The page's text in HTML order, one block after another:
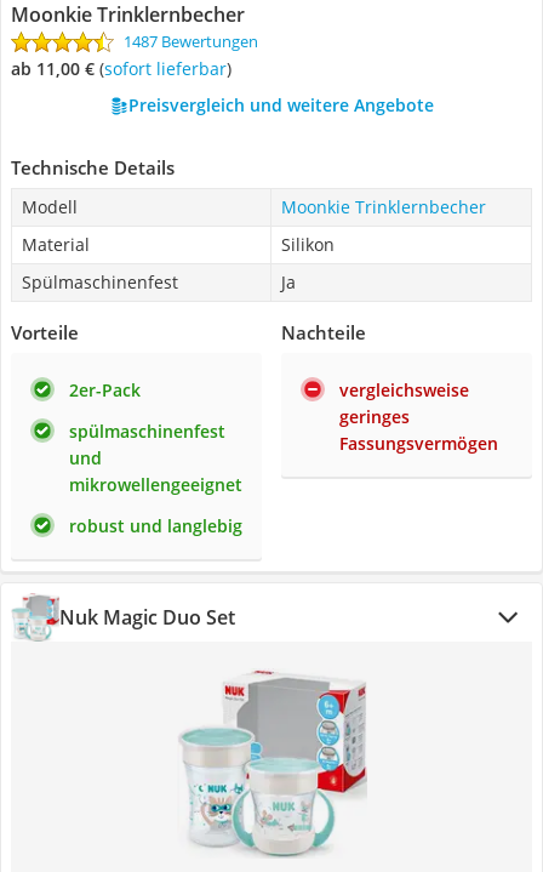
Moonkie Trinklernbecher
1487 Bewertungen
ab 11,00 € ( Sofort lieferbar)
Preisvergleich und weitere Angebote
Technische Details
Modell
Moonkie Trinklernbecher
Material
Silikon
Spülmaschinenfest
Ja
Vorteile
2er-Pack
spülmaschinenfest
und
mikrowellengeeignet
robust und langlebig
Nachteile
vergleichsweise
geringes
Fassungsvermögen
Nuk Magic Duo Set